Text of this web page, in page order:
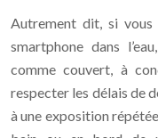
Autrement dit, si
smartphone dans
comme couvert, à
respecter les délais de
à une exposition